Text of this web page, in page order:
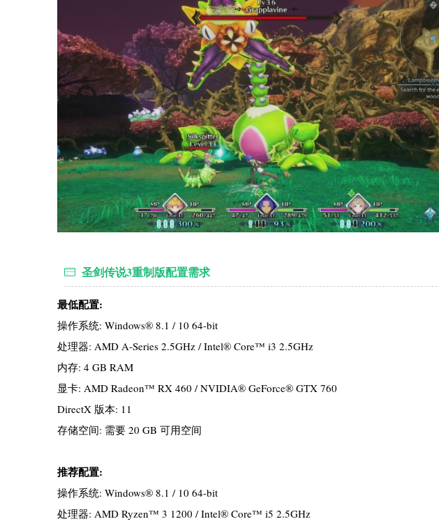
圣剑传说3重制版配置需求
最低配置:
操作系统: Windows® 8.1 / 10 64-bit
处理器: AMD A-Series 2.5GHz / Intel® Core™ i3 2.5GHz
内存: 4 GB RAM
显卡: AMD Radeon™ RX 460 / NVIDIA® GeForce® GTX 760
DirectX 版本: 11
存储空间: 需要 20 GB 可用空间
推荐配置:
操作系统: Windows® 8.1 / 10 64-bit
处理器: AMD Ryzen™ 3 1200 / Intel® Core™ i5 2.5GHz